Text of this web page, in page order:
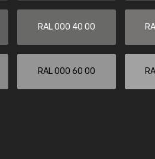
RAL 000 40 00
RAL 000 60 00